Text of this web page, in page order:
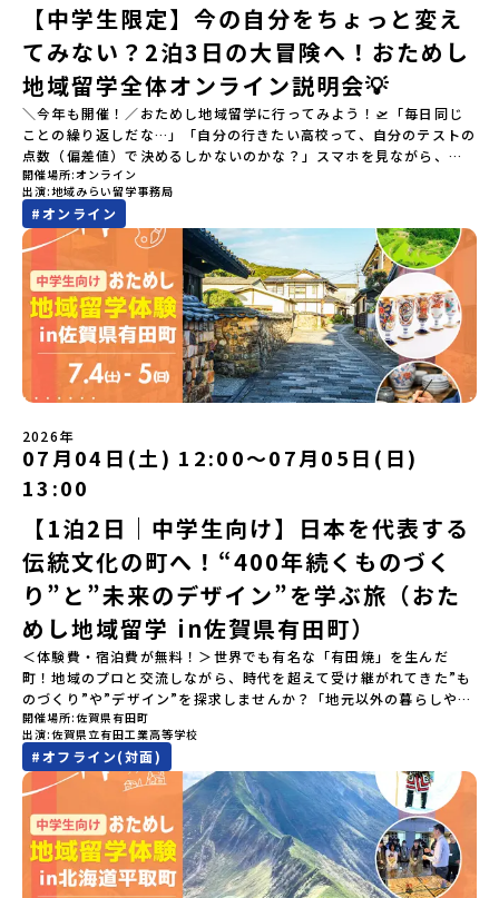
【中学生限定】今の自分をちょっと変え
てみない？2泊3日の大冒険へ！おためし
地域留学全体オンライン説明会💡
＼今年も開催！／おためし地域留学に行ってみよう！🛫「毎日同じ
ことの繰り返しだな…」「自分の行きたい高校って、自分のテストの
点数（偏差値）で決めるしかないのかな？」スマホを見ながら、進
路にモヤモヤしているそこのあなたへ！👀テストの点数ではなく、
あなたの「ワクワク（＝自分軸）」で進路を選ぶ。そんな新しい選
択肢が、「地域みらい留学」です。「でも、いきなり知らない土地
の高校に進学するなんて不安…」そんな人のために、2泊3日で気軽
にプチ体験できる【おためし地域留学】の魅力を凝縮したオンライ
ン説明会のアーカイブ（録画）を公開中です！✨＼🔥ここがすごい！
🔥／おためし地域留学 3つのワクワク🔥🔥 ①スマホじゃわからない
「圧倒的な感動」！教科書を読むだけじゃわからない、その地域な
らではの大自然や歴史を「五感」でフル体験！カヌーに乗ったり、
伝統文化に触れたり、本物の冒険が待っています！🔥 ②「初めまし
て」が「一生の友達」に変わる！全国から「新しいことに挑戦した
い！」「今の自分を変えたい！」と思っている同世代の中学生が大
集合！地元の高校生と一緒にご飯を食べて語り合えば、たった数日
で最高の仲間になる！🔥 ③宿泊費・体験費はなんと【無料】！親元
を離れる初めての一人旅でも大丈夫。頼れるスタッフがしっかりサ
ポートするので安心・安全です！ーーーーーーーーーーーーーーー
ーーーーーーーーー📺 全体オンライン説明会（アーカイブ配信）
2026年4月22日に開催された説明会の録画をご覧いただけます。こ
の動画を見れば、あなたの「なんとなく不安」が「絶対に行ってみ
たい！」に変わるはず💡お家からリラックスして視聴してみてくだ
さいね😊▶︎全体説明会のアーカイブはこちら（アーカイブを視聴す
る）YouTube：https://youtu.be/Yt8nd04aNgA?
si=e5erbspvwz5O8_uF【アーカイブ内容】・おためし地域留学の
魅力・メリット・2026年度、日本全国20以上の対象地域について・
安心のサポート体制・質疑応答※各地域の詳細なプログラムは、以
下の【STEP2】個別説明会にて紹介しています。ーーーーーーーー
ーーーーーーーーーーーーーーーー💡疑問も不安もワクワクに変え
る！2つのステップ知りたいことに合わせて、2つの説明会をご活用
ください！【STEP1】全体オンライン説明会の視聴（☆上の動画で
いつでも視聴可能です） 〜まずは「おためし地域留学」を知りたい
方へ〜プログラムの全体像や魅力、サポート体制について解説しま
す。 【STEP2】個別プログラム説明会（☆順次ページを公開しま
す）〜「地域別のプログラム」を具体的に知りたい方へ〜 「現地で
は何をするの？」という疑問にお答えする説明会です。その場所な
開催場所 オンライン
出演 地域みらい留学事務局
#オンライン
2026年
07月04日(土) 12:00〜07月05日(日)
13:00
【1泊2日｜中学生向け】日本を代表する
伝統文化の町へ！“400年続くものづく
り”と”未来のデザイン”を学ぶ旅（おた
めし地域留学 in佐賀県有田町）
＜体験費・宿泊費が無料！＞世界でも有名な「有田焼」を生んだ
町！地域のプロと交流しながら、時代を超えて受け継がれてきた”も
のづくり”や”デザイン”を探求しませんか？「地元以外の暮らしや文
化が気になる。いつか留学してみたい！」「豊かな自然と伝統文
化、町並みに興味がある！」「ものづくりやきれいなデザインが好
き！」そんな中学生のみなさんにおすすめ！「おためし地域留学体
験」は、日本全国約200の高校と連携し、地域の枠を超えて学校生活
を送る「地域みらい留学」をプチ体験できるプログラムです。はじ
めてのひとり旅でも安心！現地でもスタッフがしっかりとサポート
いたします。今回のフィールドは「佐賀県有田町（ありたちょ
う）」佐賀県の西部にある有田町は、江戸時代から400年以上続く
「窯業（ようぎょう）」の町。 窯（かま）で粘土を焼いてつくるも
開催場所 佐賀県有田町
出演 佐賀県立有田工業高等学校
#オフライン(対面)